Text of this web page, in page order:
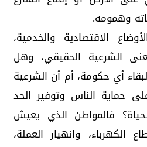
وهمومه.
الاقتصادية والخدمية،
الشرعية الحقيقي، وهل
أي حكومة، أم أن الشرعية
حماية الناس وتوفير الحد
فالمواطن الذي يعيش
وانهيار العملة،